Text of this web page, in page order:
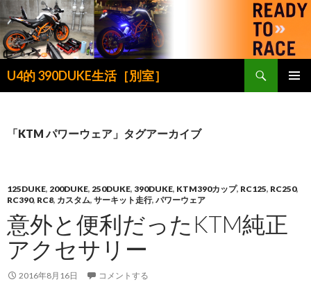
U4的 390DUKE生活［別室］
索
ン
キ
ッ
プ
「KTM パワーウェア」タグアーカイブ
125DUKE, 200DUKE, 250DUKE, 390DUKE, KTM390カップ, RC125, RC250,
RC390, RC8, カスタム, サーキット走行, パワーウェア
意外と便利だったKTM純正
アクセサリー
2016年8月16日 コメントする